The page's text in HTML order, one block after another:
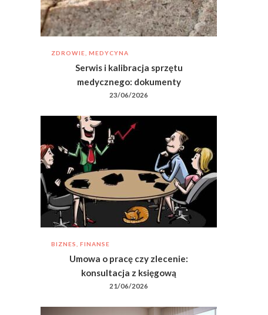
ZDROWIE, MEDYCYNA
Serwis i kalibracja sprzętu
medycznego: dokumenty
23/06/2026
BIZNES, FINANSE
Umowa o pracę czy zlecenie:
konsultacja z księgową
21/06/2026